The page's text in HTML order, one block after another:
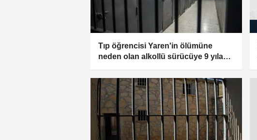
Tıp öğrencisi Yaren'in ölümüne
neden olan alkollü sürücüye 9 yıla